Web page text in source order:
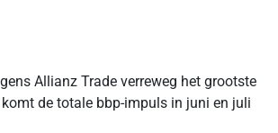
Allianz Trade verreweg het grootste
de totale bbp-impuls in juni en juli